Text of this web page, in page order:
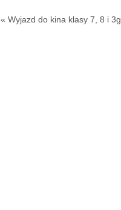
« Wyjazd do kina klasy 7, 8 i 3g